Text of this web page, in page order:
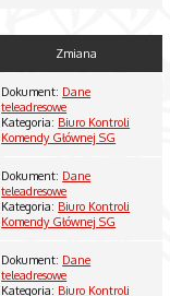
Zmiana
Dokument: Dane
teleadresowe
Kategoria: Biuro Kontroli
Komendy Głównej SG
Dokument: Dane
teleadresowe
Kategoria: Biuro Kontroli
Komendy Głównej SG
Dokument: Dane
teleadresowe
Kategoria: Biuro Kontroli